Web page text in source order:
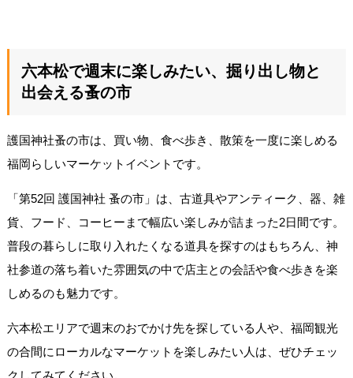
六本松で週末に楽しみたい、掘り出し物と
出会える蚤の市
護国神社蚤の市は、買い物、食べ歩き、散策を一度に楽しめる
福岡らしいマーケットイベントです。
「第52回 護国神社 蚤の市」は、古道具やアンティーク、器、雑
貨、フード、コーヒーまで幅広い楽しみが詰まった2日間です。
普段の暮らしに取り入れたくなる道具を探すのはもちろん、神
社参道の落ち着いた雰囲気の中で店主との会話や食べ歩きを楽
しめるのも魅力です。
六本松エリアで週末のおでかけ先を探している人や、福岡観光
の合間にローカルなマーケットを楽しみたい人は、ぜひチェッ
クしてみてください。